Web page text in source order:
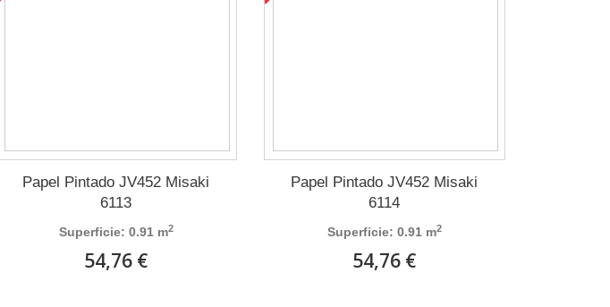
Papel Pintado JV452 Misaki
6113
Superficie: 0.91 m2
54,76 €
Papel Pintado JV452 Misaki
6114
Superficie: 0.91 m2
54,76 €